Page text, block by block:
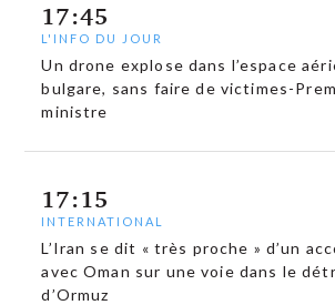
17:45
L'INFO DU JOUR
Un drone explose dans l’espace
bulgare, sans faire de victimes-
ministre
17:15
INTERNATIONAL
L’Iran se dit « très proche » d’un
avec Oman sur une voie dans le
d’Ormuz